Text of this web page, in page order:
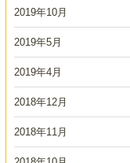
2019年10月
2019年5月
2019年4月
2018年12月
2018年11月